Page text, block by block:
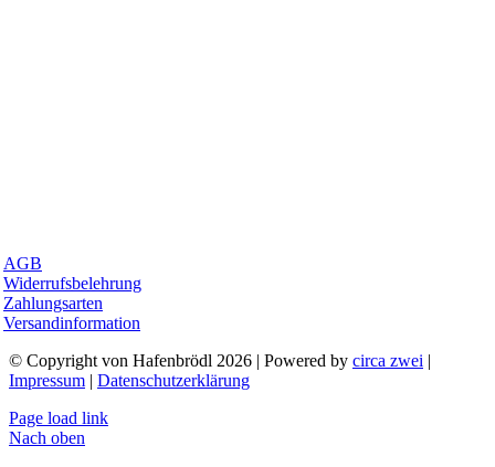
AGB
Widerrufsbelehrung
Zahlungsarten
Versandinformation
© Copyright von Hafenbrödl 2026 | Powered by circa zwei |
Impressum | Datenschutzerklärung
Page load link
Nach oben